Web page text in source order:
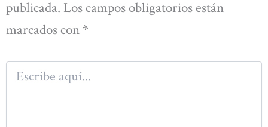
publicada. Los campos obligatorios están
marcados con *
Escribe
aquí...